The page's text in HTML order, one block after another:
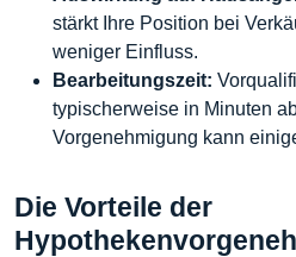
stärkt Ihre Position bei
weniger Einfluss.
Bearbeitungszeit:
typischerweise in Minuten
Vorgenehmigung kann
Die Vorteile der